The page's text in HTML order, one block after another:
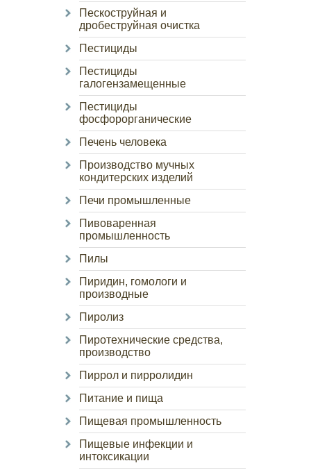
Пескоструйная и
дробеструйная очистка
Пестициды
Пестициды
галогензамещенные
Пестициды
фосфорорганические
Печень человека
Производство мучных
кондитерских изделий
Печи промышленные
Пивоваренная
промышленность
Пилы
Пиридин, гомологи и
производные
Пиролиз
Пиротехнические средства,
производство
Пиррол и пирролидин
Питание и пища
Пищевая промышленность
Пищевые инфекции и
интоксикации